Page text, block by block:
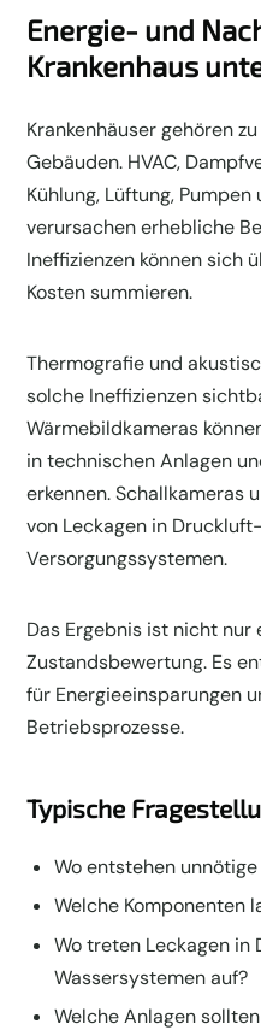
Energie- und
Krankenhaus
Krankenhäuser gehören
Gebäuden. HVAC,
Kühlung, Lüftung,
verursachen erhebliche
Ineffizienzen können sich
Kosten summieren.
Thermografie und
solche Ineffizienzen
Wärmebildkameras
in technischen Anlagen
erkennen. Schallkameras
von Leckagen in
Versorgungssystemen.
Das Ergebnis ist nicht nur
Zustandsbewertung. Es
für Energieeinsparungen
Betriebsprozesse.
Typische
Wo entstehen
Welche Komponenten
Wo treten Leckagen
Wassersystemen auf?
Welche Anlagen